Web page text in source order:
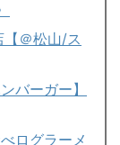
＠松山/ス
バーガー】
ログラーメ